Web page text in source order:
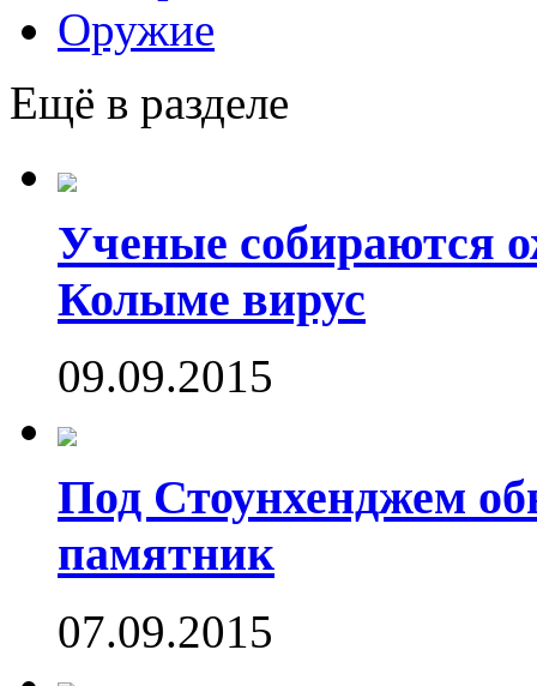
Оружие
Ещё в разделе
Ученые собираются
Колыме вирус
09.09.2015
Под Стоунхенджем
памятник
07.09.2015